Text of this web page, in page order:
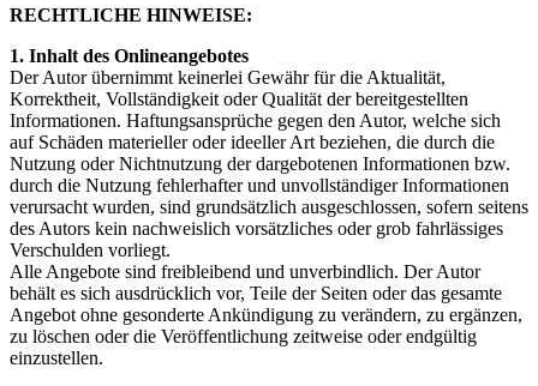
RECHTLICHE HINWEISE:
1. Inhalt des Onlineangebotes
Der Autor übernimmt keinerlei Gewähr für die Aktualität,
Korrektheit, Vollständigkeit oder Qualität der bereitgestellten
Informationen. Haftungsansprüche gegen den Autor, welche sich
auf Schäden materieller oder ideeller Art beziehen, die durch die
Nutzung oder Nichtnutzung der dargebotenen Informationen bzw.
durch die Nutzung fehlerhafter und unvollständiger Informationen
verursacht wurden, sind grundsätzlich ausgeschlossen, sofern seitens
des Autors kein nachweislich vorsätzliches oder grob fahrlässiges
Verschulden vorliegt.
Alle Angebote sind freibleibend und unverbindlich. Der Autor
behält es sich ausdrücklich vor, Teile der Seiten oder das gesamte
Angebot ohne gesonderte Ankündigung zu verändern, zu ergänzen,
zu löschen oder die Veröffentlichung zeitweise oder endgültig
einzustellen.